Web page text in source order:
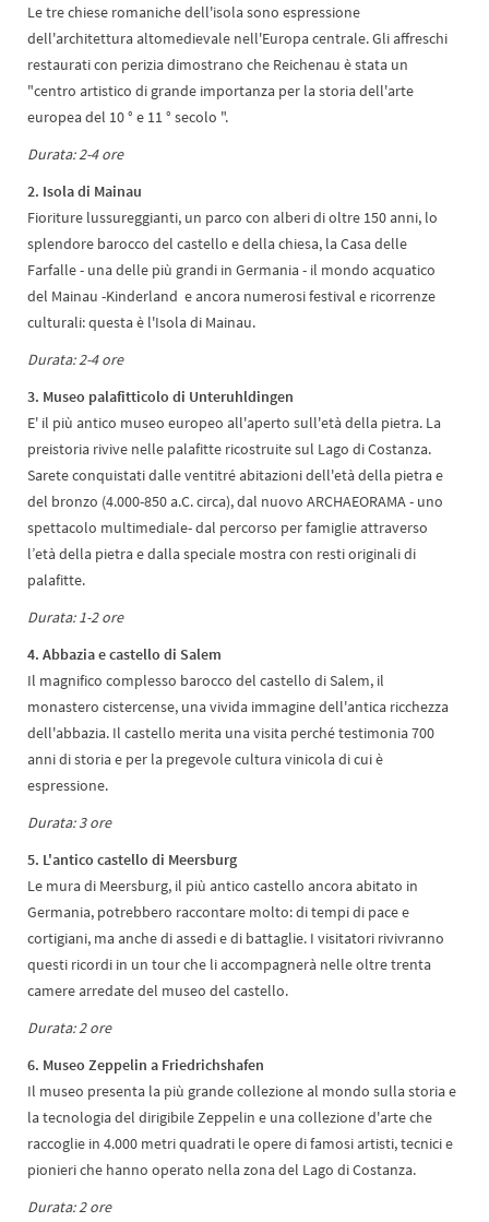
Le tre chiese romaniche dell'isola sono espressione
dell'architettura altomedievale nell'Europa centrale. Gli affreschi
restaurati con perizia dimostrano che Reichenau è stata un
"centro artistico di grande importanza per la storia dell'arte
europea del 10 ° e 11 ° secolo ".
Durata: 2-4 ore
2. Isoladi Mainau
Fioriture lussureggianti, un parco con alberi di oltre 150 anni, lo
splendore barocco del castello e della chiesa, la Casa delle
Farfalle - una delle più grandi in Germania - il mondo acquatico
del Mainau -Kinderland e ancora numerosi festival e ricorrenze
culturali: questa è l'Isola di Mainau.
Durata: 2-4 ore
3. Museo palafitticolo di Unteruhldingen
E' il più antico museo europeo all'aperto sull'età della pietra. La
preistoria rivive nelle palafitte ricostruite sul Lago di Costanza.
Sarete conquistati dalle ventitré abitazioni dell'età della pietra e
del bronzo (4.000-850 a.C. circa), dal nuovo ARCHAEORAMA - uno
spettacolo multimediale- dal percorso per famiglie attraverso
l’età della pietra e dalla speciale mostra con resti originali di
palafitte.
Durata: 1-2 ore
4. Abbazia e castello di Salem
Il magnifico complesso barocco del castello di Salem, il
monastero cistercense, una vivida immagine dell'antica ricchezza
dell'abbazia. Il castello merita una visita perché testimonia 700
anni di storia e per la pregevole cultura vinicola di cui è
espressione.
Durata: 3 ore
5. L'antico castello di Meersburg
Le mura di Meersburg, il più antico castello ancora abitato in
Germania, potrebbero raccontare molto: di tempi di pace e
cortigiani, ma anche di assedi e di battaglie. I visitatori rivivranno
questi ricordi in un tour che li accompagnerà nelle oltre trenta
camere arredate del museo del castello.
Durata: 2 ore
6. Museo Zeppelin a Friedrichshafen
Il museo presenta la più grande collezione al mondo sulla storia e
la tecnologia del dirigibile Zeppelin e una collezione d'arte che
raccoglie in 4.000 metri quadrati le opere di famosi artisti, tecnici e
pionieri che hanno operato nella zona del Lago di Costanza.
Durata: 2 ore